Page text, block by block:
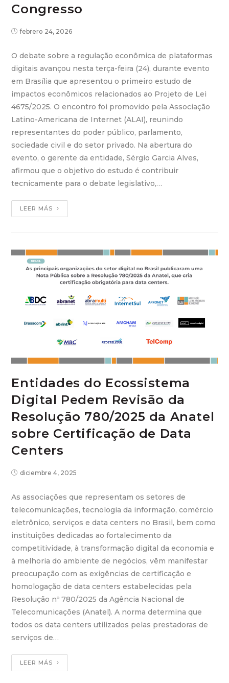
Congresso
febrero 24, 2026
O debate sobre a regulação econômica de plataformas
digitais avançou nesta terça-feira (24), durante evento
em Brasília que apresentou o primeiro estudo de
impactos econômicos relacionados ao Projeto de Lei
4675/2025. O encontro foi promovido pela Associação
Latino-Americana de Internet (ALAI), reunindo
representantes do poder público, parlamento,
sociedade civil e do setor privado. Na abertura do
evento, o gerente da entidade, Sérgio Garcia Alves,
afirmou que o objetivo do estudo é contribuir
tecnicamente para o debate legislativo,…
LEER MÁS
Entidades do Ecossistema
Digital Pedem Revisão da
Resolução 780/2025 da Anatel
sobre Certificação de Data
Centers
diciembre 4, 2025
As associações que representam os setores de
telecomunicações, tecnologia da informação, comércio
eletrônico, serviços e data centers no Brasil, bem como
instituições dedicadas ao fortalecimento da
competitividade, à transformação digital da economia e
à melhoria do ambiente de negócios, vêm manifestar
preocupação com as exigências de certificação e
homologação de data centers estabelecidas pela
Resolução nº 780/2025 da Agência Nacional de
Telecomunicações (Anatel). A norma determina que
todos os data centers utilizados pelas prestadoras de
serviços de…
LEER MÁS